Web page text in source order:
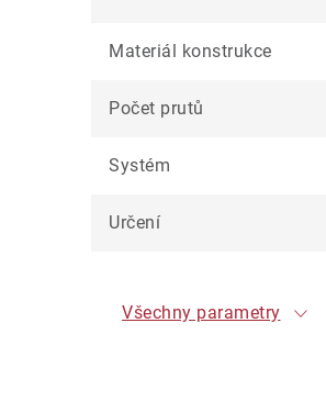
Materiál konstrukce
Počet prutů
Systém
Určení
Všechny parametry